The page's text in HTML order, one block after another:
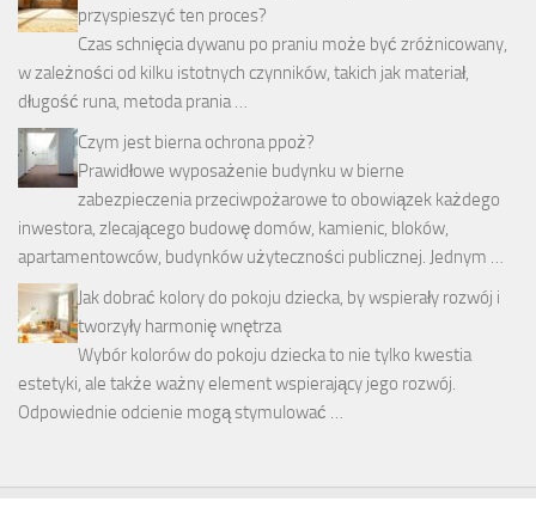
przyspieszyć ten proces?
Czas schnięcia dywanu po praniu może być zróżnicowany,
w zależności od kilku istotnych czynników, takich jak materiał,
długość runa, metoda prania …
Czym jest bierna ochrona ppoż?
Prawidłowe wyposażenie budynku w bierne
zabezpieczenia przeciwpożarowe to obowiązek każdego
inwestora, zlecającego budowę domów, kamienic, bloków,
apartamentowców, budynków użyteczności publicznej. Jednym …
Jak dobrać kolory do pokoju dziecka, by wspierały rozwój i
tworzyły harmonię wnętrza
Wybór kolorów do pokoju dziecka to nie tylko kwestia
estetyki, ale także ważny element wspierający jego rozwój.
Odpowiednie odcienie mogą stymulować …